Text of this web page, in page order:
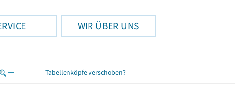
WIR ÜBER UNS
Tabellenköpfe verschoben?